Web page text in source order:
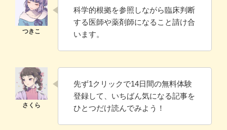
科学的根拠を参照しながら臨床判断
する医師や薬剤師になること請け合
います。
先ず1クリックで14日間の無料体験
登録して、いちばん気になる記事を
ひとつだけ読んでみよう！